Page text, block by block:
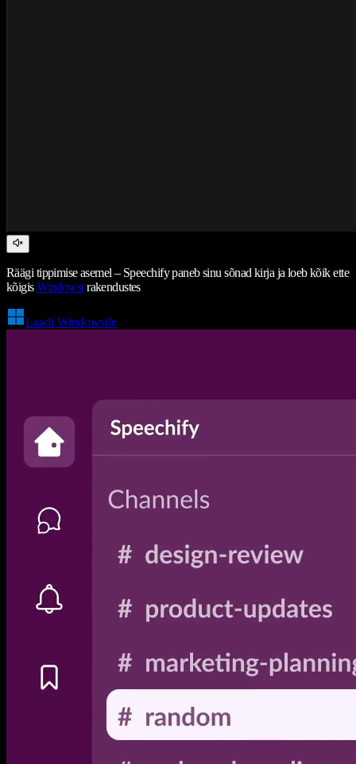
Räägi tippimise asemel – Speechify paneb sinu sõnad kirja ja loeb kõik ette
kõigisWindowsi rakendustes
Laadi Windowsile